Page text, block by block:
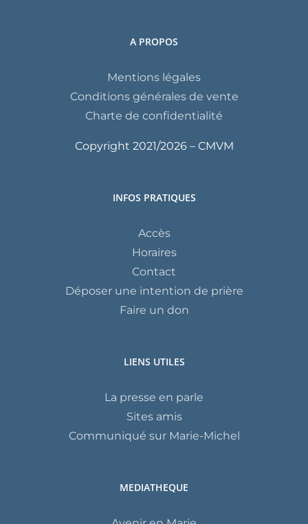
A PROPOS
Mentions légales
Conditions générales de vente
Charte de confidentialité
Copyright 2021/2026 – CMVM
INFOS PRATIQUES
Accès
Horaires
Contact
Déposer une intention de prière
Faire un don
LIENS UTILES
La presse en parle
Sites amis
Communiqué sur Marie-Michel
MEDIATHEQUE